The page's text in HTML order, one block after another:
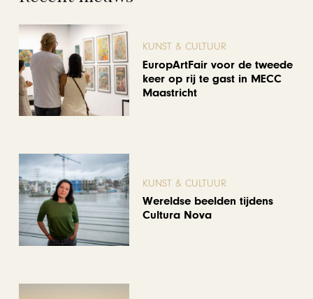
KUNST & CULTUUR
EuropArtFair voor de tweede
keer op rij te gast in MECC
Maastricht
KUNST & CULTUUR
Wereldse beelden tijdens
Cultura Nova